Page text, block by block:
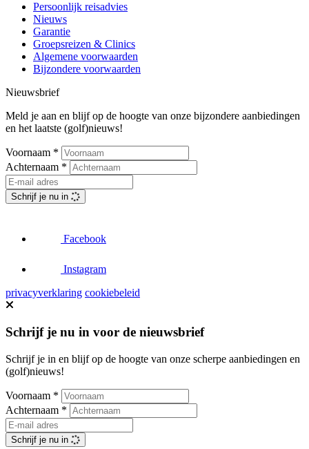
Persoonlijk reisadvies
Nieuws
Garantie
Groepsreizen & Clinics
Algemene voorwaarden
Bijzondere voorwaarden
Nieuwsbrief
Meld je aan en blijf op de hoogte van onze bijzondere aanbiedingen
en het laatste (golf)nieuws!
Voornaam *
Achternaam *
Schrijf je nu in
Facebook
Instagram
privacyverklaring cookiebeleid
Schrijf je nu in voor de nieuwsbrief
Schrijf je in en blijf op de hoogte van onze scherpe aanbiedingen en
(golf)nieuws!
Voornaam *
Achternaam *
Schrijf je nu in